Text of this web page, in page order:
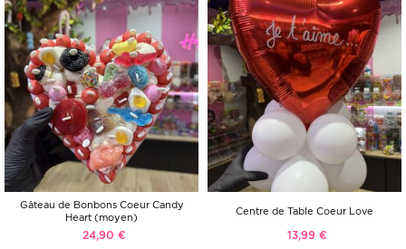
Gâteau de Bonbons Coeur Candy
Heart (moyen)
24,90 €
Centre de Table Coeur Love
13,99 €